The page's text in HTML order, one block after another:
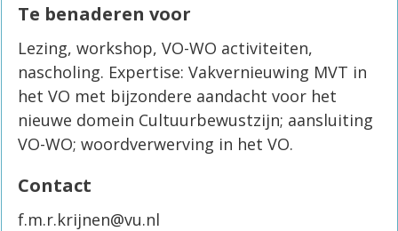
Te benaderen voor
Lezing, workshop, VO-WO activiteiten,
nascholing. Expertise: Vakvernieuwing MVT in
het VO met bijzondere aandacht voor het
nieuwe domein Cultuurbewustzijn; aansluiting
VO-WO; woordverwerving in het VO.
Contact
f.m.r.krijnen@vu.nl